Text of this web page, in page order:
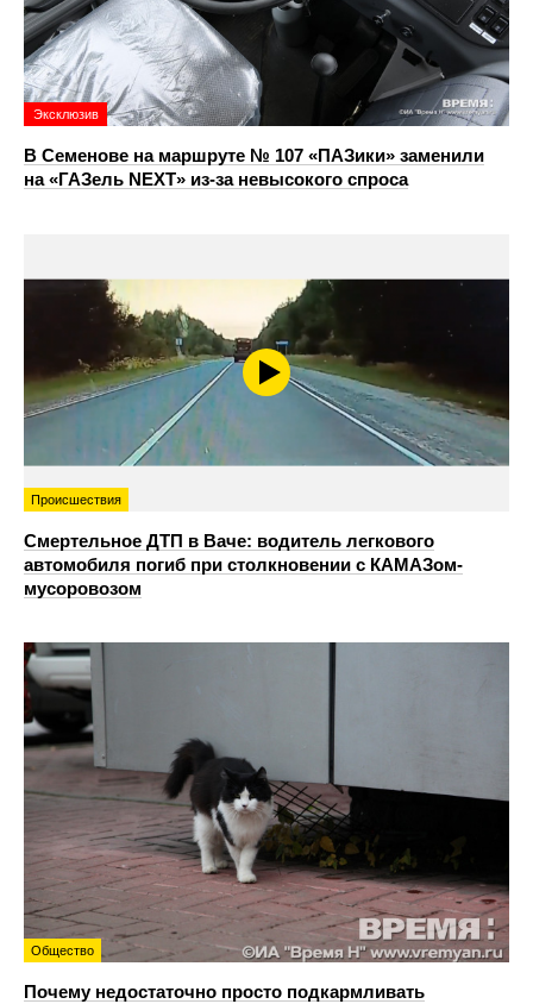
Эксклюзив
В Семенове на маршруте № 107 «ПАЗики» заменили
на «ГАЗель NEXT» из‑за невысокого спроса
Происшествия
Смертельное ДТП в Ваче: водитель легкового
автомобиля погиб при столкновении с КАМАЗом-
мусоровозом
Общество
Почему недостаточно просто подкармливать